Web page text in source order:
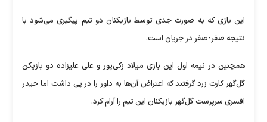
این بازی که به صورت جدی توسط بازیکنان دو تیم پیگیری می‌شود با
نتیجه صفر-صفر در جریان است.
همچنین در نیمه اول این بازی میلاد زکی‌پور و علی علیزاده دو بازیکن
گل‌گهر کارت زرد گرفتند که اعتراض آن‌ها به داور را در پی داشت اما حیدر
افسری سرپرست گل‌گهر بازیکنان این تیم را آرام کرد.